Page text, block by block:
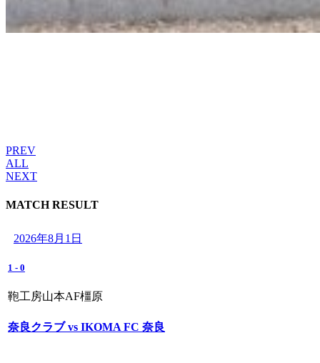
PREV
ALL
NEXT
MATCH RESULT
2026年8月1日
1 - 0
鞄工房山本AF橿原
奈良クラブ vs IKOMA FC 奈良